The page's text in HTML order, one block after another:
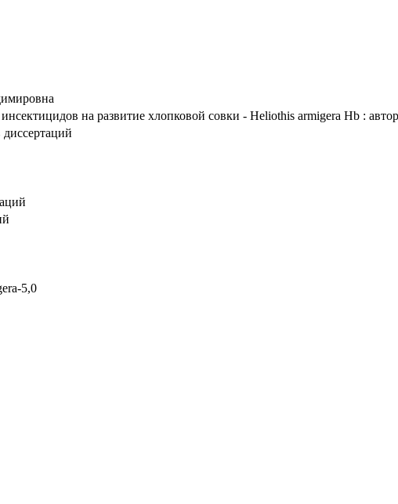
на развитие хлопковой совки - Heliothis armigera Hb :
диссертаций
5,0